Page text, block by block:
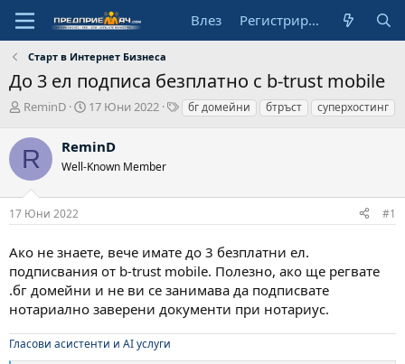
Влез Регистрирай се
Старт в Интернет Бизнеса
До 3 ел подписа безплатно с b-trust mobile
А
т
о
р
ReminD
Н
ч
а
л
а
т
а
17 Юни 2022
Тбг домейни бтръст суперхостинг
R ReminD
Well-Known Member
17 Юни 2022 #1
Ако не знаете, вече имате до 3 безплатни ел.
подписвания от b-trust mobile. Полезно, ако ще регвате
.бг домейни и не ви се занимава да подписвате
нотариално заверени документи при нотариус.
Гласови асистенти и AI услуги